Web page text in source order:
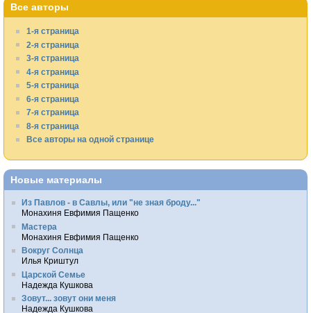
Все авторы
1-я страница
2-я страница
3-я страница
4-я страница
5-я страница
6-я страница
7-я страница
8-я страница
Все авторы на одной странице
Новые материалы
Из Павлов - в Савлы, или "не зная броду..."
Монахиня Евфимия Пащенко
Мастера
Монахиня Евфимия Пащенко
Вокруг Солнца
Илья Криштул
Царской Семье
Надежда Кушкова
Зовут... зовут они меня
Надежда Кушкова